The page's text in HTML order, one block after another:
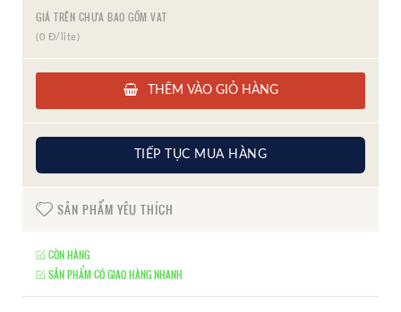
GIÁ TRÊN CHƯA BAO GỒM VAT
(0 Đ/lite)
THÊM VÀO GIỎ HÀNG
TIẾP TỤC MUA HÀNG
SẢN PHẨM YÊU THÍCH
CÒN HÀNG
SẢN PHẨM CÓ GIAO HÀNG NHANH